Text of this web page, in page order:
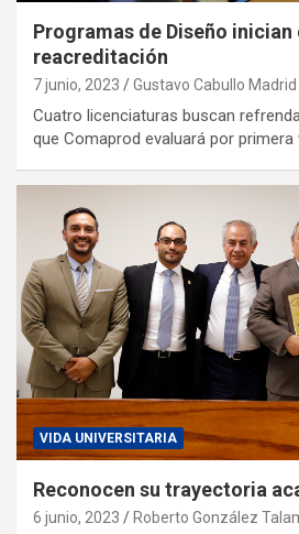
Programas de Diseño
reacreditación
7 junio, 2023 Gustavo Cabullo Madrid
Cuatro licenciaturas buscan
que Comaprod evaluará por primera
VIDA UNIVERSITARIA
Reconocen su trayectoria
6 junio, 2023 Roberto González